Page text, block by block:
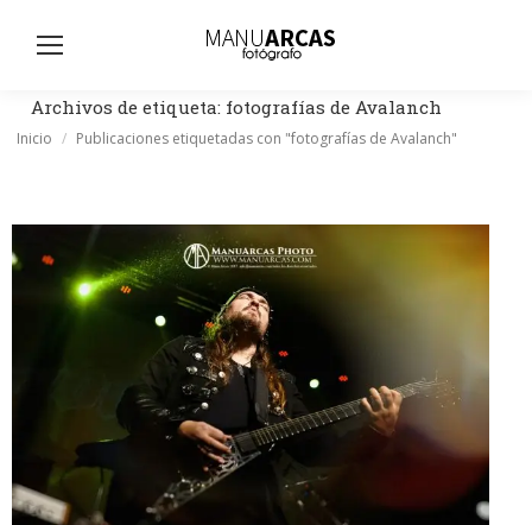
Archivos de etiqueta: fotografías de Avalanch
Estás aquí:
Inicio Publicaciones etiquetadas con "fotografías de Avalanch"